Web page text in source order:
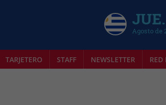
Agosto de
TARJETERO STAFF NEWSLETTER RED